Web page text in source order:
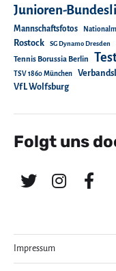
Junioren-
Mannschaftsfotos
Rostock SG Dynamo Dresden
Tennis Borussia Berlin
TSV 1860 München
VfL Wolfsburg
Folgt uns
Impressum